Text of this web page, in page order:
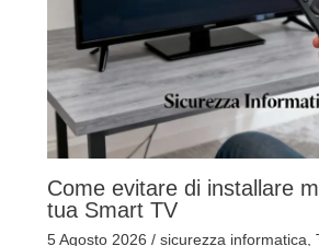
Come evitare di installare
tua Smart TV
5 Agosto 2026 / sicurezza informatica